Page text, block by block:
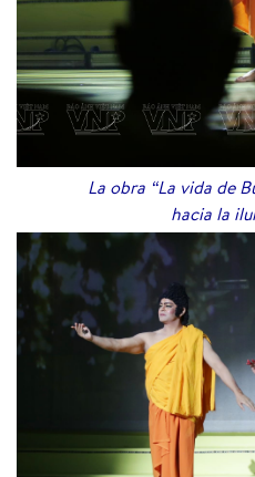
La obra “La vida de
hacia la